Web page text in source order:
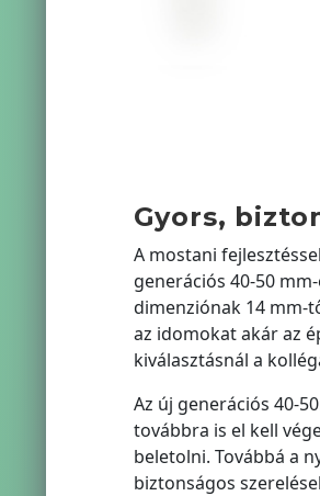
Gyors,
A mostani
generációs 40-50
dimenziónak 14 mm-
az idomokat akár az
kiválasztásnál a
Az új generációs 40-
továbbra is el kell
beletolni. Továbbá a
biztonságos